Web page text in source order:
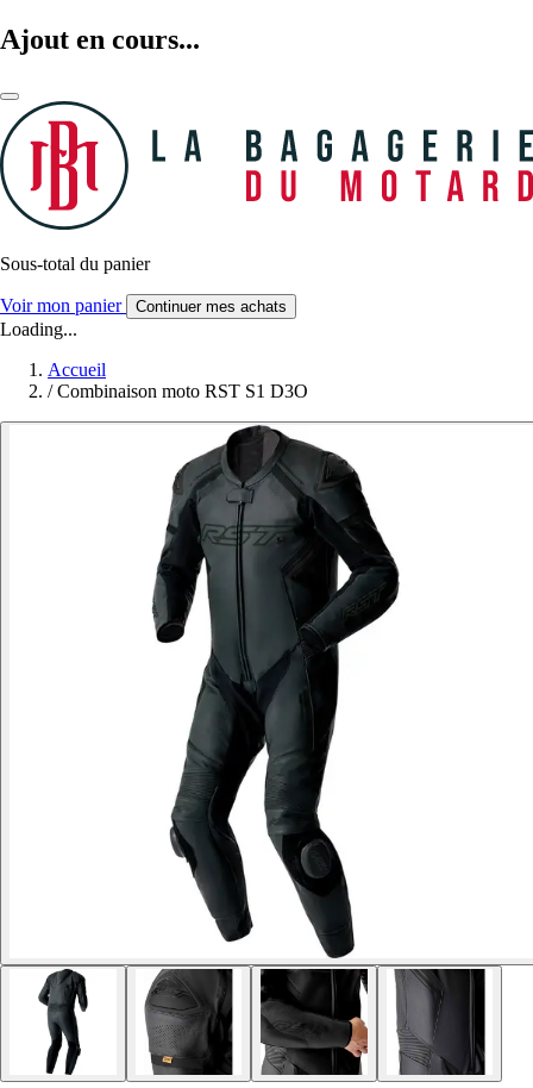
Ajout en cours...
Sous-total du panier
Voir mon panier Continuer mes achats
Loading...
Accueil
/ Combinaison moto RST S1 D3O